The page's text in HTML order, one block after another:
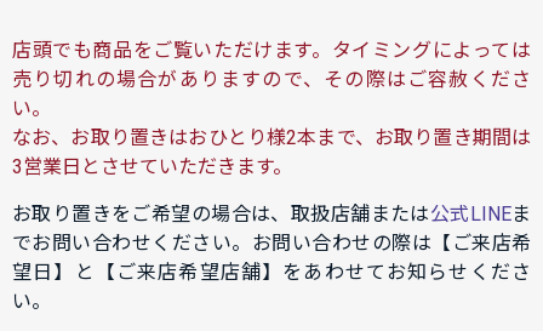
店頭でも商品をご覧いただけます。タイミングによっては
売り切れの場合がありますので、その際はご容赦くださ
い。
なお、お取り置きはおひとり様2本まで、お取り置き期間は
3営業日とさせていただきます。
お取り置きをご希望の場合は、取扱店舗または公式LINEま
でお問い合わせください。お問い合わせの際は【ご来店希
望日】と【ご来店希望店舗】をあわせてお知らせくださ
い。